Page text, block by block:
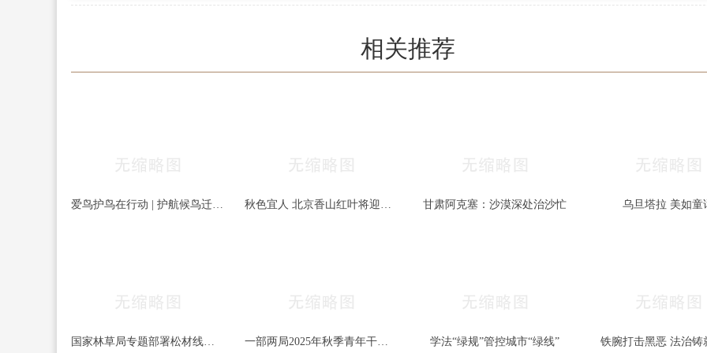
相关推荐
爱鸟护鸟在行动 | 护航候鸟迁徙，守护鸟类家园！哈尔滨青少年在行动…… 甘肃阿克塞：沙漠深处治沙忙 乌旦塔拉 美如童
国家林草局专题部署松材线虫病等疫情防控工作 一部两局2025年秋季青年干部培训班和处级干部进修班开班 学法“绿规”管控城市“绿线” 铁腕打击黑恶 法治铸